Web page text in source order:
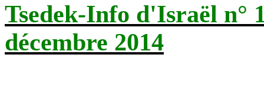
Tsedek-Info d'Israël n°
décembre 2014